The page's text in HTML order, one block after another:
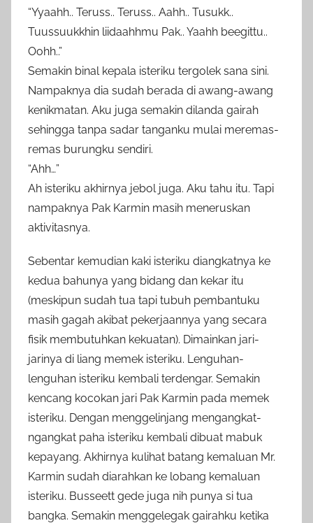
“Yyaahh.. Teruss.. Teruss.. Aahh.. Tusukk..
Tuussuukkhin liidaahhmu Pak.. Yaahh beegittu..
Oohh..”
Semakin binal kepala isteriku tergolek sana sini.
Nampaknya dia sudah berada di awang-awang
kenikmatan. Aku juga semakin dilanda gairah
sehingga tanpa sadar tanganku mulai meremas-
remas burungku sendiri.
“Ahh…”
Ah isteriku akhirnya jebol juga. Aku tahu itu. Tapi
nampaknya Pak Karmin masih meneruskan
aktivitasnya.
Sebentar kemudian kaki isteriku diangkatnya ke
kedua bahunya yang bidang dan kekar itu
(meskipun sudah tua tapi tubuh pembantuku
masih gagah akibat pekerjaannya yang secara
fisik membutuhkan kekuatan). Dimainkan jari-
jarinya di liang memek isteriku. Lenguhan-
lenguhan isteriku kembali terdengar. Semakin
kencang kocokan jari Pak Karmin pada memek
isteriku. Dengan menggelinjang mengangkat-
ngangkat paha isteriku kembali dibuat mabuk
kepayang. Akhirnya kulihat batang kemaluan Mr.
Karmin sudah diarahkan ke lobang kemaluan
isteriku. Busseett gede juga nih punya si tua
bangka. Semakin menggelegak gairahku ketika